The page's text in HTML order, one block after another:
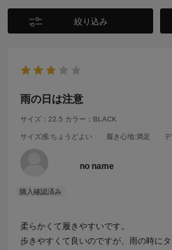
絞り込み
雨の日は注意
サイズ：22.5 カラー：BLACK
サイズ感:ちょうどよい 履き心地:満足
no name
柔らかくて履きやすいです。
歩きやすくて良いのですが、雨の時に